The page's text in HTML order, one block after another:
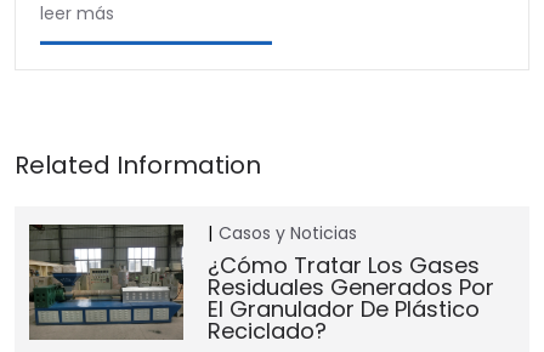
leer más
Casos y Noticias
¿Cómo Tratar Los Gases
Residuales Generados Por
El Granulador De Plástico
Reciclado?